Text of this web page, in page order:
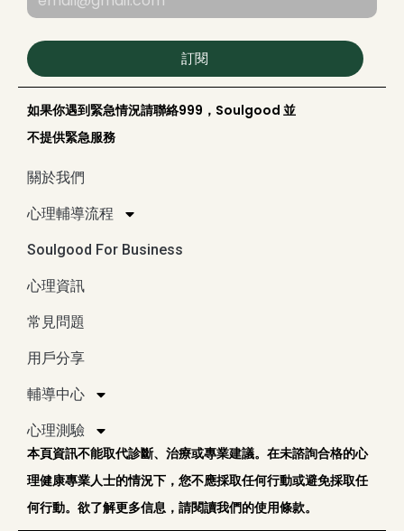
訂閱
如果你遇到緊急情況請聯絡999，Soulgood 並
不提供緊急服務
關於我們
心理輔導流程
Soulgood For Business
心理資訊
常見問題
用戶分享
輔導中心
心理測驗
本頁資訊不能取代診斷、治療或專業建議。在未諮詢合格的心
理健康專業人士的情況下，您不應採取任何行動或避免採取任
何行動。欲了解更多信息，請閱讀我們的使用條款。